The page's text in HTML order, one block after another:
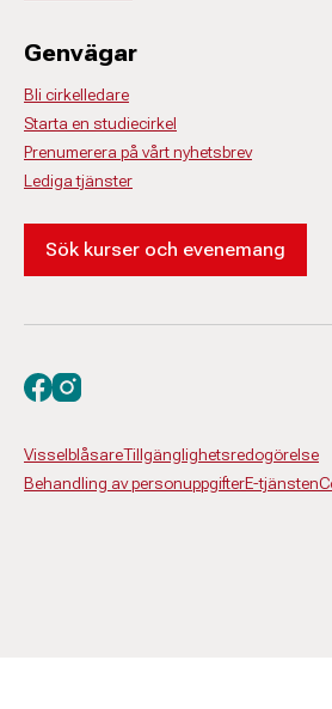
Genvägar
Bli cirkelledare
Starta en studiecirkel
Prenumerera på vårt nyhetsbrev
Lediga tjänster
Sök kurser och evenemang
VisselblåsareTillgänglighetsredogörelse
Behandling av personuppgifterE-tjänsten
Besök oss på facebook
Besök oss på instagram